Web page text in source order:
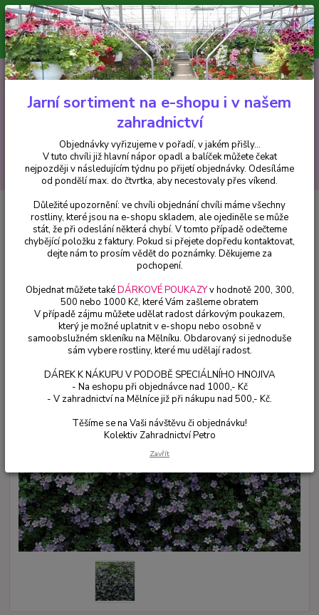
Minimální hodnota pro odeslání z e-shopu je 300 Kč.
V tuto chvíli již hlavní nápor objednávek opadl a balíček můžete čekat
nejpozději v následujícím týdnu po přijetí objednávky. Objednávky
vyřizujeme v pořadí, v jakém přišly...
CZK
Hledat
+420 602 223 614 0ks
za0 Kč
Balkónové rostliny Bacopa sutera modrá - 1 ks
Bacopa sutera modrá - 1 ks
Jarní sortiment na e-shopu i v našem
zahradnictví
Objednávky vyřizujeme v pořadí, v jakém přišly...
V tuto chvíli již hlavní nápor opadl a balíček můžete čekat
nejpozději v následujícím týdnu po přijetí objednávky. Odesíláme
od pondělí max. do čtvrtka, aby necestovaly přes víkend.
Důležité upozornění: ve chvíli objednání chvíli máme všechny
rostliny, které jsou na e-shopu skladem, ale ojediněle se může
stát, že při odeslání některá chybí. V tomto případě odečteme
chybějící položku z faktury. Pokud si přejete dopředu kontaktovat,
dejte nám to prosím vědět do poznámky. Děkujeme za
pochopení.
Objednat můžete takéDÁRKOVÉ POUKAZYv hodnotě 200, 300,
500 nebo 1000 Kč, které Vám zašleme obratem
V případě zájmu můžete udělat radost dárkovým poukazem,
který je možné uplatnit v e-shopu nebo osobně v
samoobslužném skleníku na Mělníku. Obdarovaný si jednoduše
sám vybere rostliny, které mu udělají radost.
DÁREK K NÁKUPU V PODOBĚ SPECIÁLNÍHO HNOJIVA
- Na eshopu při objednávce nad 1000,- Kč
- V zahradnictví na Mělníce již při nákupu nad 500,- Kč.
Těšíme se na Vaši návštěvu či objednávku!
Kolektiv Zahradnictví Petro
Zavřít